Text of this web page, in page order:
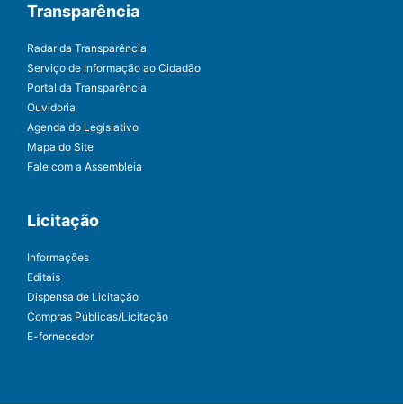
Transparência
Radar da Transparência
Serviço de Informação ao Cidadão
Portal da Transparência
Ouvidoria
Agenda do Legislativo
Mapa do Site
Fale com a Assembleia
Licitação
Informações
Editais
Dispensa de Licitação
Compras Públicas/Licitação
E-fornecedor